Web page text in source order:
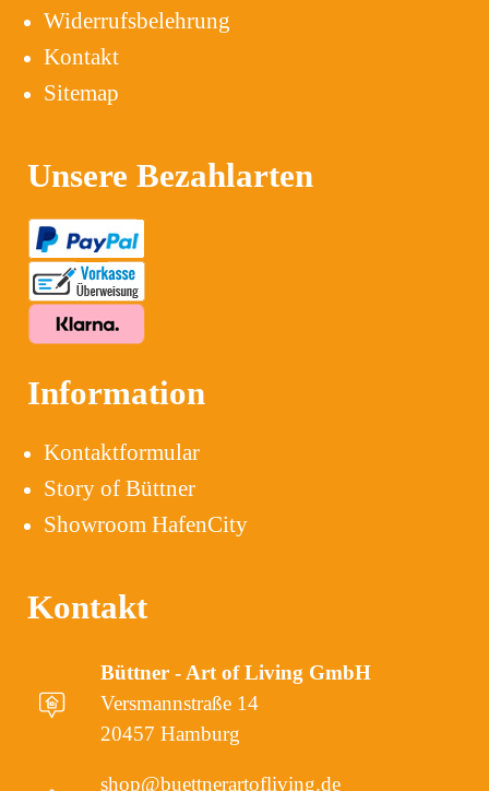
Widerrufsbelehrung
Kontakt
Sitemap
Unsere Bezahlarten
Information
Kontaktformular
Story of Büttner
Showroom HafenCity
Kontakt
Büttner - Art of Living GmbH
Versmannstraße 14
20457 Hamburg
shop@buettnerartofliving.de